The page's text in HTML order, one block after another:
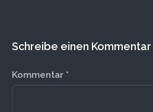
Schreibe einen Kommentar
Kommentar *